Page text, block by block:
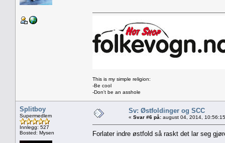
This is my simple religion:
-Be cool
-Don't be an asshole
Splitboy
Supermedlem
Innlegg: 527
Bosted: Mysen
Sv: Østfoldinger og SCC
« Svar #6 på: august 04, 2014,
Forlater indre østfold så raskt det lar seg